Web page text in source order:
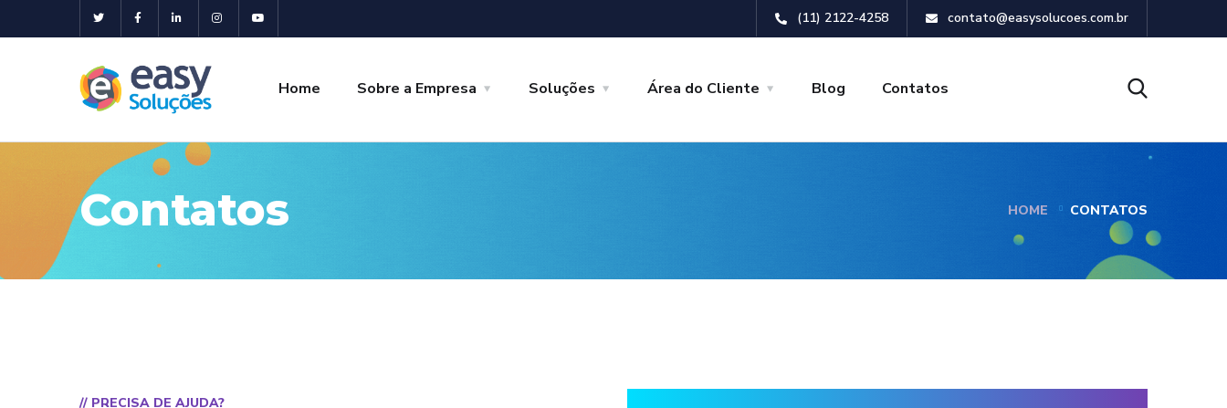
(11) 2122-4258 contato@easysolucoes.com.br
Home Sobre a Empresa Soluções Área do Cliente Blog Contatos
Contatos HOME CONTATOS
// PRECISA DE AJUDA?